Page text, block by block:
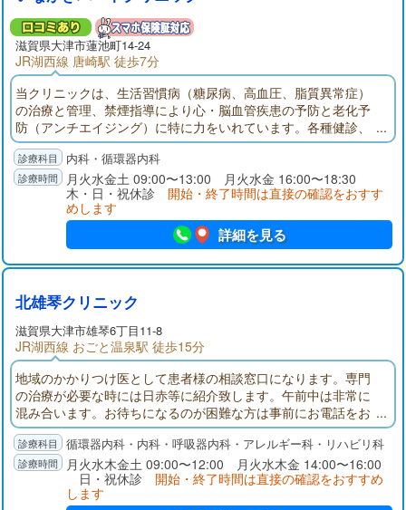
滋賀県大津市蓮池町14-24
JR湖西線 唐崎駅 徒歩7分
当クリニックは、生活習慣病（糖尿病、高血圧、脂質異常症）
の治療と管理、禁煙指導により心・脳血管疾患の予防と老化予
防（アンチエイジング）に特に力をいれています。各種健診、
予防接種、心臓・動脈硬化ドック、アンチエイジング点滴・美
容点滴・疲労回復点滴（保険外診療）も行っております。
内科・循環器内科
月火水金土 09:00〜13:00 月火水金 16:00〜18:30
木・日・祝休診 開始・終了時間は直接の確認をおすす
めします
詳細を見る
北雄琴クリニック
滋賀県大津市雄琴6丁目11-8
JR湖西線 おごと温泉駅 徒歩15分
地域のかかりつけ医として患者様の相談窓口になります。専門
の治療が必要な時には日赤等に紹介致します。午前中は非常に
混み合います。お待ちになるのが困難な方は事前にお電話をお
願いします。
循環器内科・内科・呼吸器内科・アレルギー科・リハビリ科
月火水木金土 09:00〜12:00 月火水木金 14:00〜16:00
日・祝休診 開始・終了時間は直接の確認をおすすめ
します